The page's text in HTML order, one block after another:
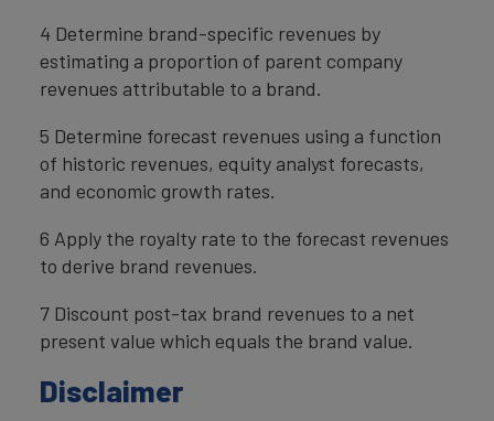
4 Determine brand-specific revenues by
estimating a proportion of parent company
revenues attributable to a brand.
5 Determine forecast revenues using a function
of historic revenues, equity analyst forecasts,
and economic growth rates.
6 Apply the royalty rate to the forecast revenues
to derive brand revenues.
7 Discount post-tax brand revenues to a net
present value which equals the brand value.
Disclaimer